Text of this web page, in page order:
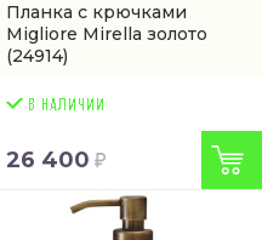
Планка с крючками
Migliore Mirella золото
(24914)
26 400